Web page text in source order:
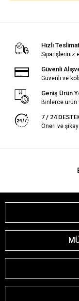
Hızlı Teslimat
Siparişleriniz
Güvenli
Güvenli ve
Geniş Ürün
Binlerce
7 / 24
Öneri ve